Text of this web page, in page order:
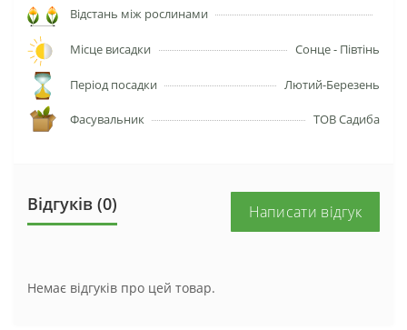
Відстань між рослинами
Місце висадки Сонце - Півтінь
Період посадки Лютий-Березень
Фасувальник ТОВ Садиба
Відгуків (0) Написати відгук
Немає відгуків про цей товар.